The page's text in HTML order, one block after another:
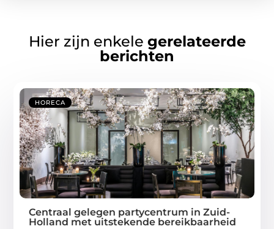
Hier zijn enkele gerelateerde
berichten
HORECA
Centraal gelegen partycentrum in Zuid-
Holland met uitstekende bereikbaarheid